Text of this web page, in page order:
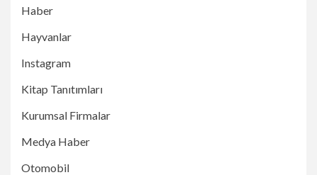
Haber
Hayvanlar
Instagram
Kitap Tanıtımları
Kurumsal Firmalar
Medya Haber
Otomobil